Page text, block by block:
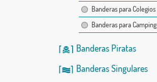
Banderas para Colegios
Banderas para Camping
Banderas Piratas
Banderas Singulares